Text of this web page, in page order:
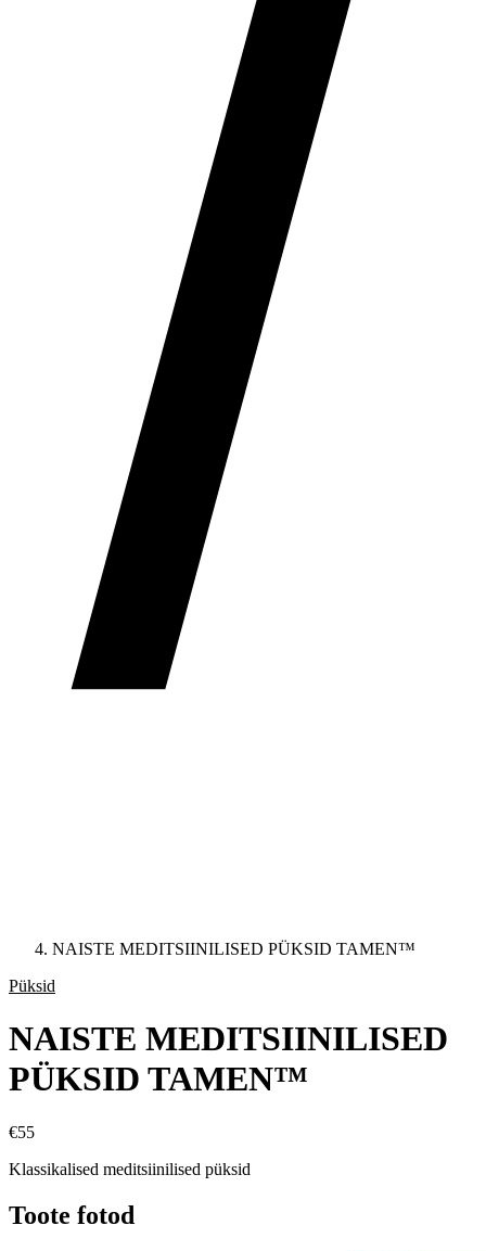
NAISTE MEDITSIINILISED PÜKSID TAMEN™
Püksid
NAISTE MEDITSIINILISED
PÜKSID TAMEN™
€55
Klassikalised meditsiinilised püksid
Toote fotod